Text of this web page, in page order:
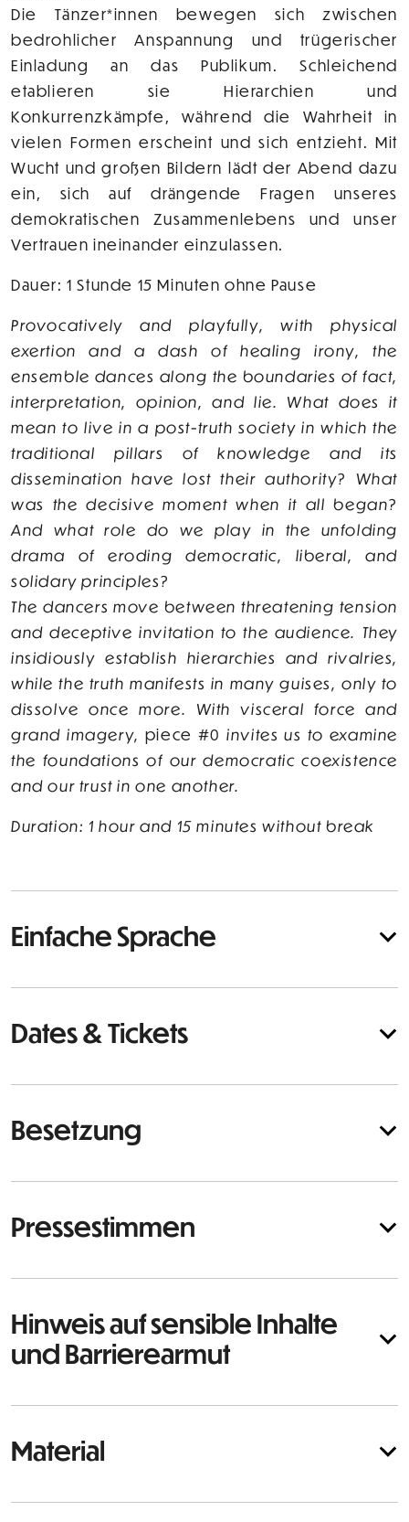
Die Tänzer*innen bewegen sich zwischen
bedrohlicher Anspannung und trügerischer
Einladung an das Publikum. Schleichend
etablieren sie Hierarchien und
Konkurrenzkämpfe, während die Wahrheit in
vielen Formen erscheint und sich entzieht. Mit
Wucht und großen Bildern lädt der Abend dazu
ein, sich auf drängende Fragen unseres
demokratischen Zusammenlebens und unser
Vertrauen ineinander einzulassen.
Dauer: 1 Stunde 15 Minuten ohne Pause
Provocatively and playfully, with physical
exertion and a dash of healing irony, the
ensemble dances along the boundaries of fact,
interpretation, opinion, and lie. What does it
mean to live in a post-truth society in which the
traditional pillars of knowledge and its
dissemination have lost their authority? What
was the decisive moment when it all began?
And what role do we play in the unfolding
drama of eroding democratic, liberal, and
solidary principles?
The dancers move between threatening tension
and deceptive invitation to the audience. They
insidiously establish hierarchies and rivalries,
while the truth manifests in many guises, only to
dissolve once more. With visceral force and
grand imagery, piece #0 invites us to examine
the foundations of our democratic coexistence
and our trust in one another.
Duration: 1 hour and 15 minutes without break
Einfache Sprache
Dates & Tickets
Besetzung
Pressestimmen
Hinweis auf sensible Inhalte
und Barrierearmut
Material